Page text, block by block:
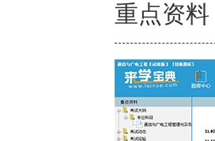
重点资料